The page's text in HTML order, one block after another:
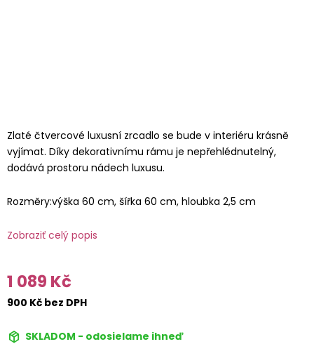
Zlaté čtvercové luxusní zrcadlo se bude v interiéru krásně
vyjímat. Díky dekorativnímu rámu je nepřehlédnutelný,
dodává prostoru nádech luxusu.
Rozměry:výška 60 cm, šířka 60 cm, hloubka 2,5 cm
Zobraziť celý popis
1 089 Kč
900 Kč bez DPH
SKLADOM - odosielame ihneď